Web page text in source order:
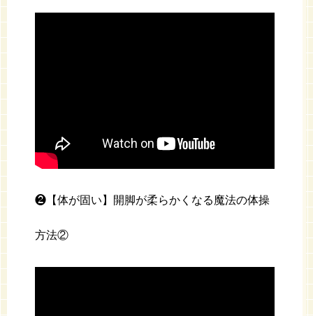
❷【体が固い】開脚が柔らかくなる魔法の体操
方法②